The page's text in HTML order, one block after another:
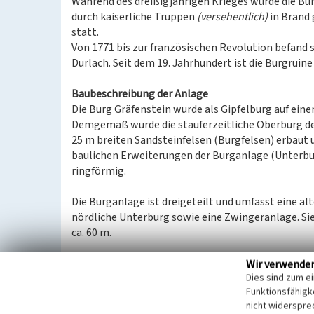
durch kaiserliche Truppen (versehentlich)in
statt.
Von 1771 bis zur französischen Revolution
Durlach. Seit dem 19. Jahrhundert ist die
Baubeschreibung der Anlage
Die Burg Gräfenstein wurde als Gipfelburg auf
Demgemäß wurde die stauferzeitliche Oberburg
25 m breiten Sandsteinfelsen (Burgfelsen) erbaut
baulichen Erweiterungen der Burganlage
ringförmig.
Die Burganlage ist dreigeteilt und umfasst eine
nördliche Unterburg sowie eine Zwingeranlage.
ca. 60 m.
Im Laufe der Jahrhunderte veränderte sich die
Bauphasen zu unterscheiden, die verschiedene
Die erste Bauphase ist um das Jahr 1200 zu
Wir
Dies sind zum
nicht